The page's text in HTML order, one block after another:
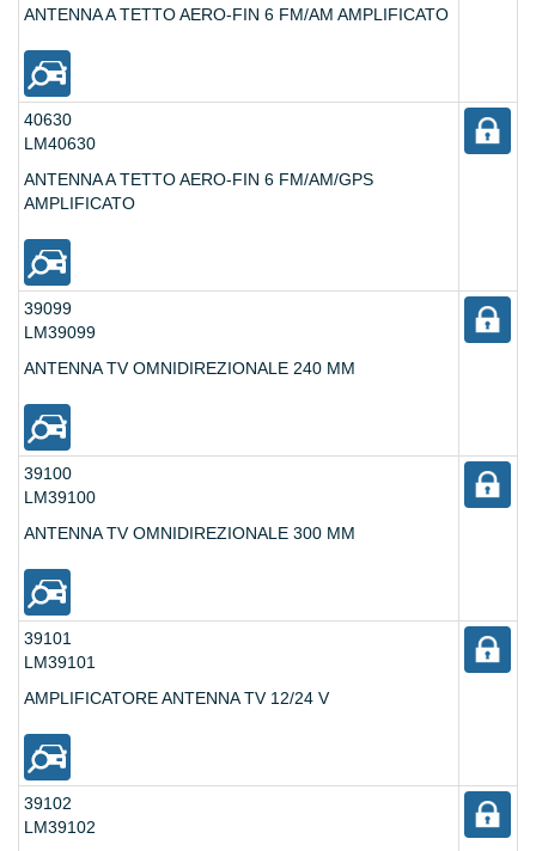
ANTENNA A TETTO AERO-FIN 6 FM/AM AMPLIFICATO
40630
LM40630
ANTENNA A TETTO AERO-FIN 6 FM/AM/GPS
AMPLIFICATO
39099
LM39099
ANTENNA TV OMNIDIREZIONALE 240 MM
39100
LM39100
ANTENNA TV OMNIDIREZIONALE 300 MM
39101
LM39101
AMPLIFICATORE ANTENNA TV 12/24 V
39102
LM39102